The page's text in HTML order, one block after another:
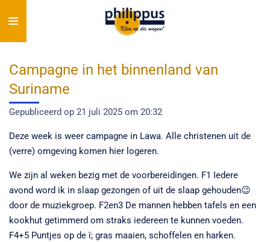
direct
naar
hoofdinhoud
Campagne in het binnenland van
Suriname
Gepubliceerd op 21 juli 2025 om 20:32
Deze week is weer campagne in Lawa. Alle christenen uit de
(verre) omgeving komen hier logeren.
We zijn al weken bezig met de voorbereidingen. F1 Iedere
avond word ik in slaap gezongen of uit de slaap gehouden😉
door de muziekgroep. F2en3 De mannen hebben tafels en een
kookhut getimmerd om straks iedereen te kunnen voeden.
F4+5 Puntjes op de ï; gras maaien, schoffelen en harken.